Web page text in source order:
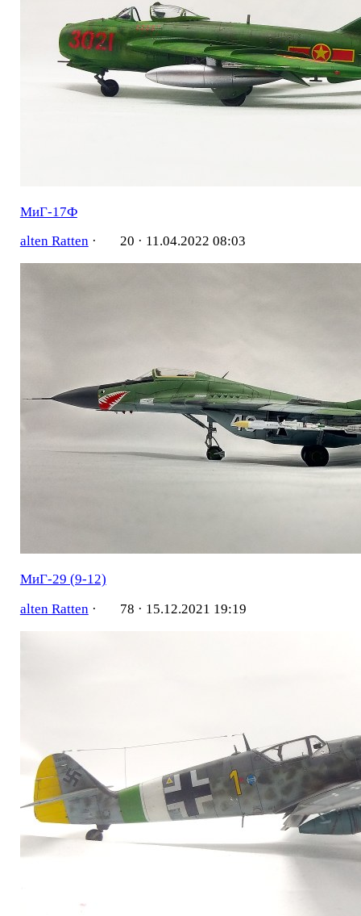
МиГ-17Ф
alten Ratten· 20 · 11.04.2022 08:03
МиГ-29 (9-12)
alten Ratten · 78 · 15.12.2021 19:19